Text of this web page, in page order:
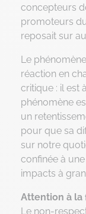
concepteurs
promoteurs
reposait sur
Le
réaction en
critique : il est
phénomène
un
pour que sa
sur notre
confinée à
impacts à
Attention à
Le non-